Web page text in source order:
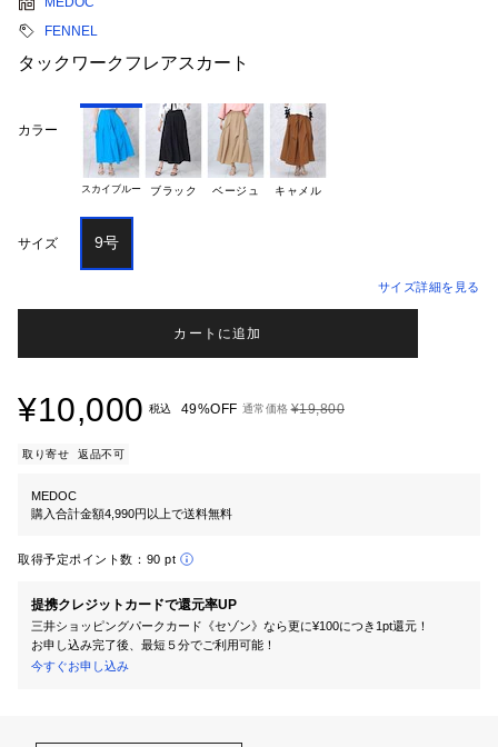
FENNEL
タックワークフレアスカート
カラー
スカイブルー ブラック ベージュ キャメル
サイズ 9号
サイズ詳細を見る
カートに追加
¥10,000 税込 49%OFF 通常価格 ¥19,800
取り寄せ 返品不可
MEDOC
購入合計金額4,990円以上で送料無料
取得予定ポイント数： 90 pt
提携クレジットカードで還元率UP
三井ショッピングパークカード《セゾン》なら更に¥100につき1pt還元！
お申し込み完了後、最短５分でご利用可能！
今すぐお申し込み